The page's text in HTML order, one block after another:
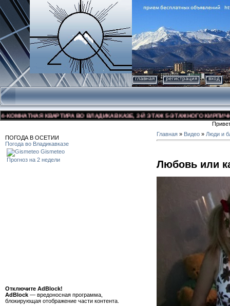
главная регистрация вход
КВАРТИРА ВО ВЛАДИКАВКАЗЕ, 3-Й ЭТАЖ 5-ЭТАЖНОГО
ПОГОДА В ОСЕТИИ
Погода во Владикавказе
Gismeteo
Прогноз на 2 недели
Отключите AdBlock!
AdBlock — вредоносная программа,
блокирующая отображение части контента.
Главная » Видео » Люди и
Любовь или